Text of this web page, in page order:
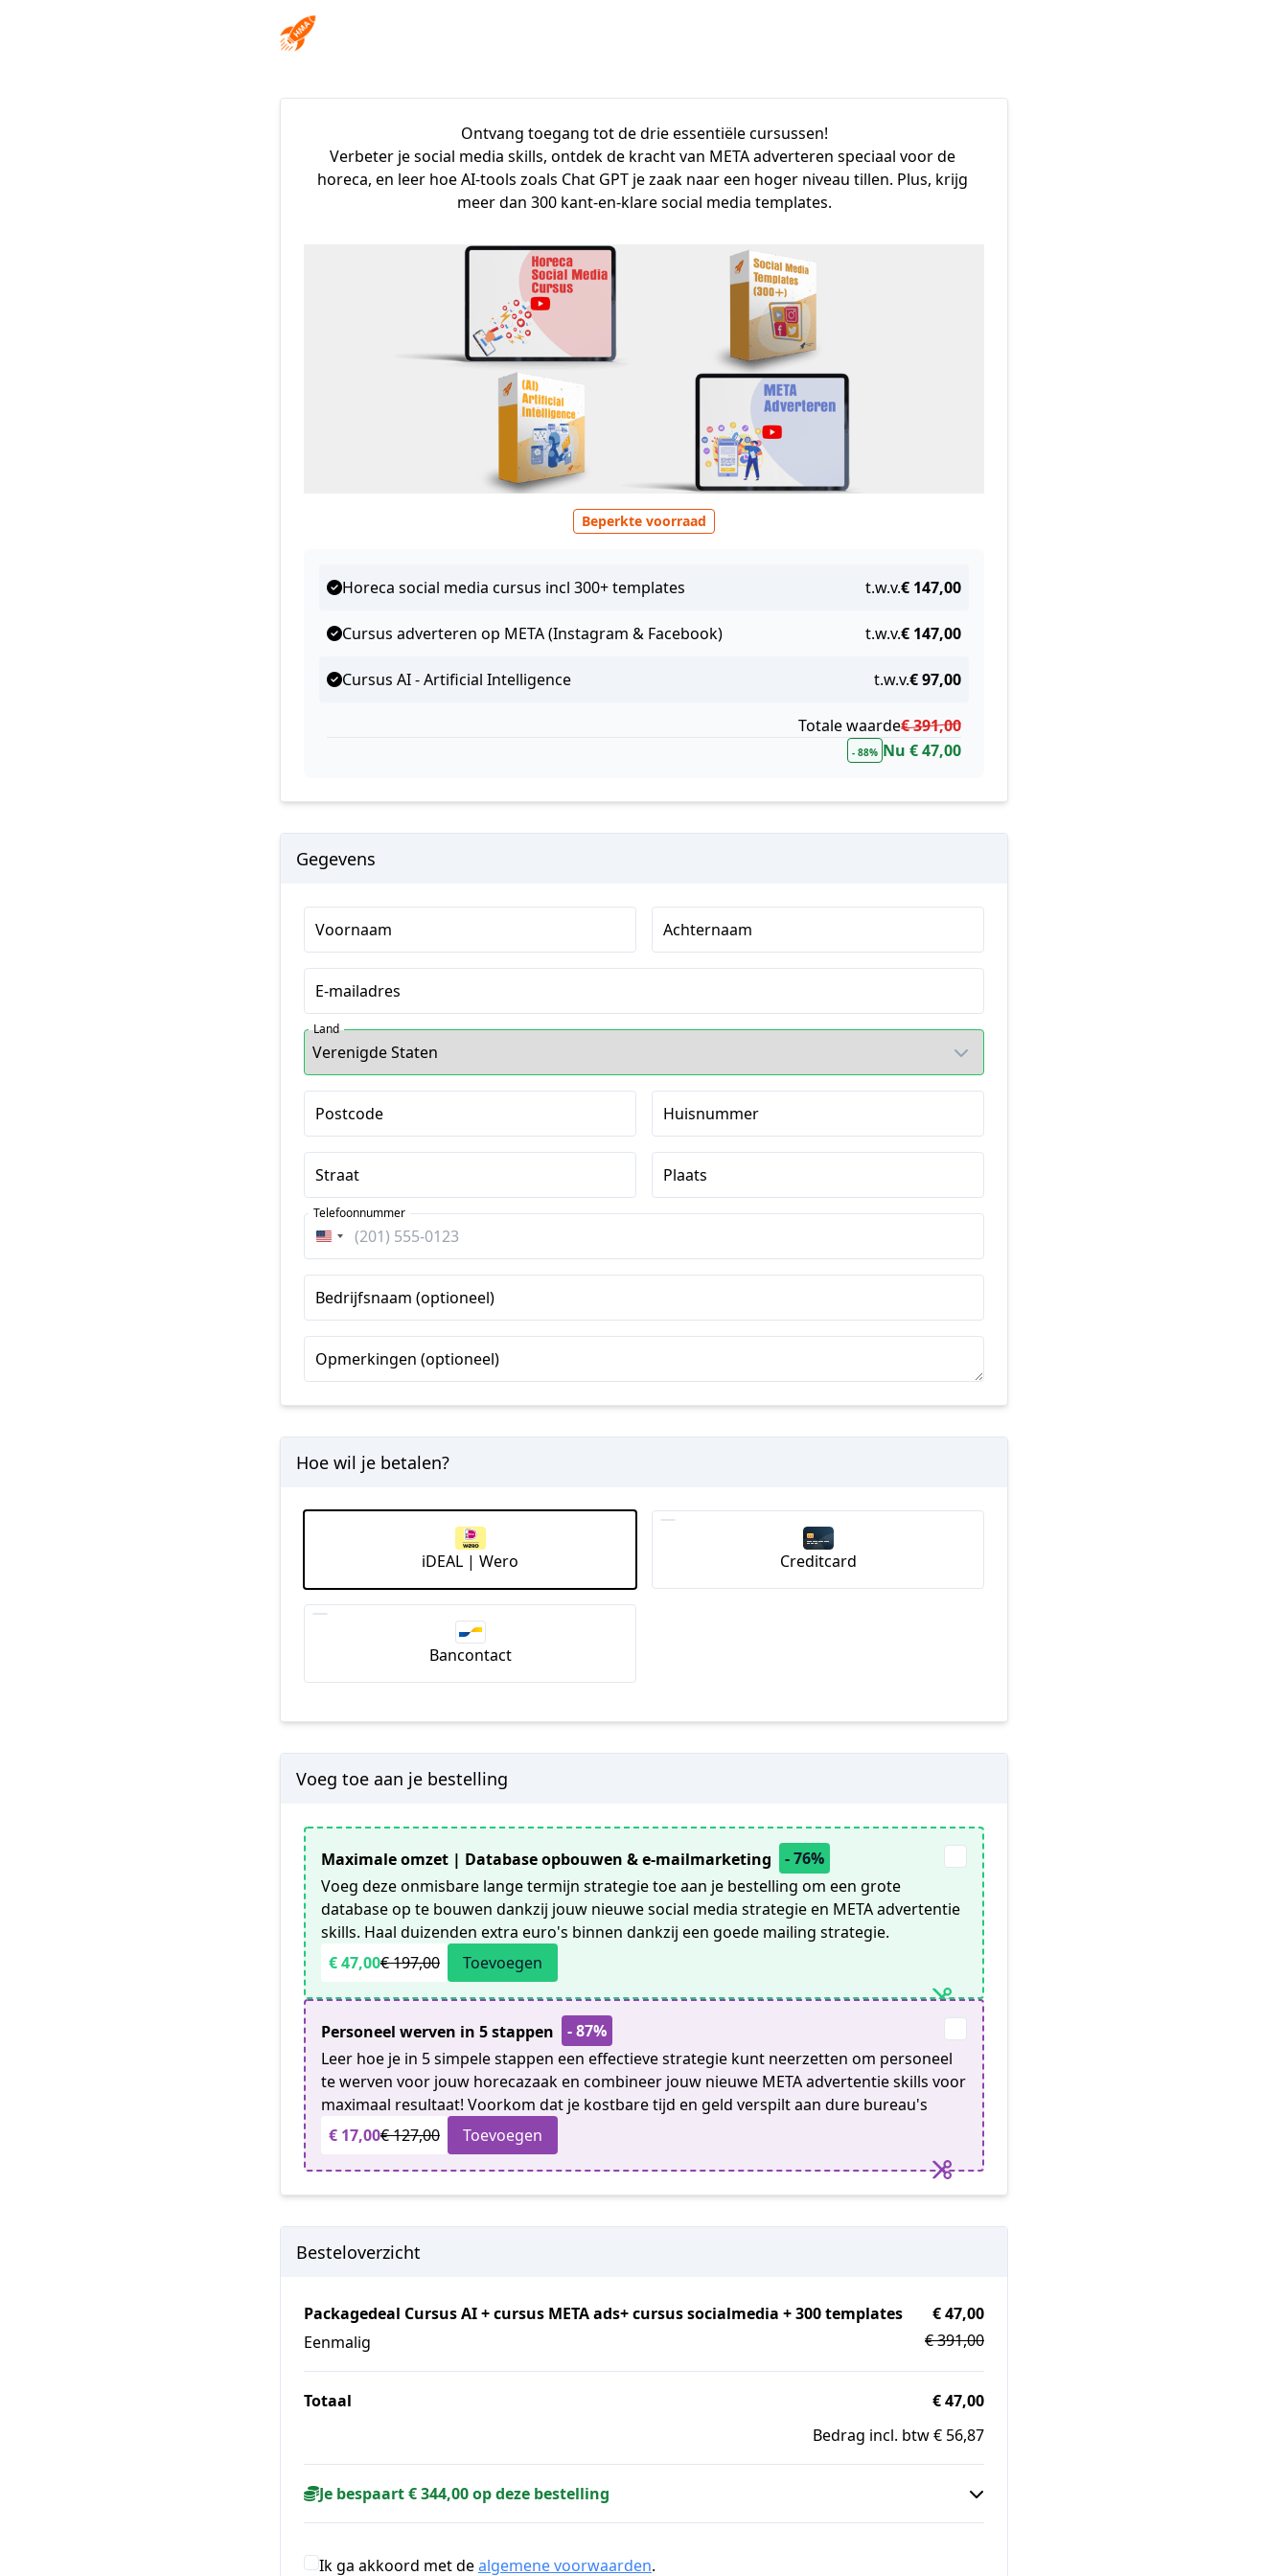
Ontvang toegang tot de drie essentiële cursussen!
Verbeter je social media skills, ontdek de kracht van META adverteren speciaal voor de
horeca, en leer hoe AI-tools zoals Chat GPT je zaak naar een hoger niveau tillen. Plus, krijg
meer dan 300 kant-en-klare social media templates.
Beperkte voorraad
Horeca social media cursus incl 300+ templates t.w.v.€ 147,00
Cursus adverteren op META (Instagram & Facebook) t.w.v.€ 147,00
Cursus AI - Artificial Intelligence t.w.v.€ 97,00
- 88% Nu € 47,00
Totale waarde€ 391,00
Gegevens
Voornaam Achternaam
E-mailadres
Land
Postcode Huisnummer
Straat Plaats
Verenigde
Staten
+1
Telefoonnummer
Bedrijfsnaam (optioneel)
Opmerkingen (optioneel)
Hoe wil je betalen?
iDEAL | Wero Creditcard
Bancontact
Voeg toe aan je bestelling
Maximale omzet | Database opbouwen & e-mailmarketing
- 76%
Voeg deze onmisbare lange termijn strategie toe aan je bestelling om een grote
database op te bouwen dankzij jouw nieuwe social media strategie en META advertentie
skills. Haal duizenden extra euro's binnen dankzij een goede mailing strategie.
€ 47,00€ 197,00 Toevoegen
Personeel werven in 5 stappen
- 87%
Leer hoe je in 5 simpele stappen een effectieve strategie kunt neerzetten om personeel
te werven voor jouw horecazaak en combineer jouw nieuwe META advertentie skills voor
maximaal resultaat! Voorkom dat je kostbare tijd en geld verspilt aan dure bureau's
€ 17,00€ 127,00 Toevoegen
Besteloverzicht
Packagedeal Cursus AI + cursus META ads+ cursus socialmedia + 300 templates
Eenmalig
€ 47,00
€ 391,00
Totaal
€ 47,00
Bedrag incl. btw € 56,87
Je bespaart € 344,00 op deze bestelling
Ik ga akkoord met dealgemene voorwaarden.